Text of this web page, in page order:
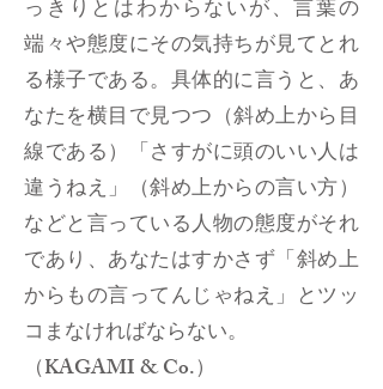
っきりとはわからないが、言葉の
端々や態度にその気持ちが見てとれ
る様子である。具体的に言うと、あ
なたを横目で見つつ（斜め上から目
線である）「さすがに頭のいい人は
違うねえ」（斜め上からの言い方）
などと言っている人物の態度がそれ
であり、あなたはすかさず「斜め上
からもの言ってんじゃねえ」とツッ
コまなければならない。
（KAGAMI & Co.）